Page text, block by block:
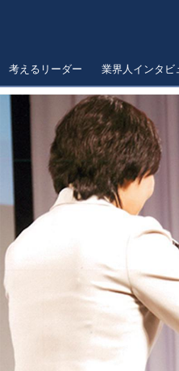
考えるリーダー 業界人インタビ